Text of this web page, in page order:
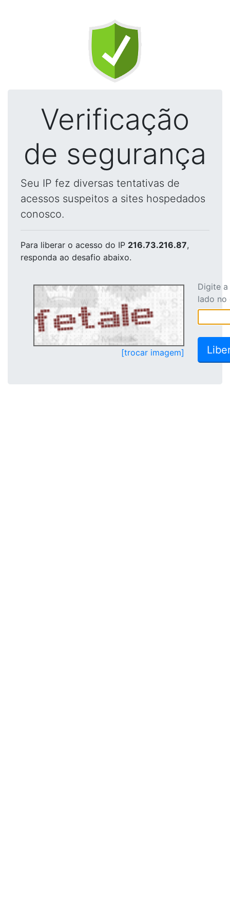
Verificação
de segurança
Seu IP fez diversas tentativas de
acessos suspeitos a sites hospedados
conosco.
Para liberar o acesso do IP 216.73.216.87,
responda ao desafio abaixo.
[trocar imagem]
Digite
lado no